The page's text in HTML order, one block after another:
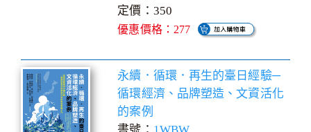
定價：350
優惠價格：277
永續．循環．再生的臺日經驗─
循環經濟、品牌塑造、文資活化
的案例
書號： 1WBW